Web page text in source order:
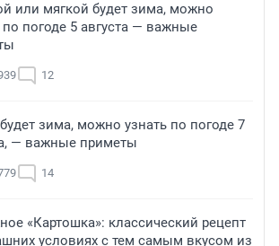
или мягкой будет зима, можно
по погоде 5 августа — важные
12
зима, можно узнать по погоде 7
— важные приметы
14
«Картошка»: классический рецепт
условиях с тем самым вкусом из